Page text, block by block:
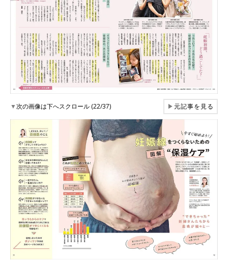
▼次の画像は下へスクロール (22/37) ▶元記事を見る